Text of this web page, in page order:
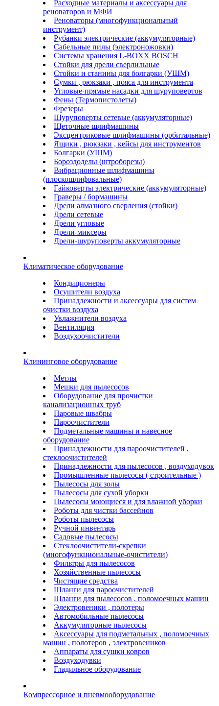
Расходные материалы и аксессуары для
реноваторов и МФИ
Реноваторы (многофункциональный
инструмент)
Рубанки электрические (аккумуляторные)
Сабельные пилы (электроножовки)
Системы хранения L-BOXX BOSCH
Стойки для дрели сверлильные
Стойки и станины для болгарки (УШМ)
Сумки , рюкзаки , пояса для инструмента
Угловые-прямые насадки для шуруповертов
Фены (Термопистолеты)
Фрезеры
Шуруповерты сетевые (аккумуляторные)
Щеточные шлифмашины
Эксцентриковые шлифмашины (орбитальные)
Ящики , рюкзаки , кейсы для инструментов
Болгарки (УШМ)
Бороздоделы (штроборезы)
Вибрационные шлифмашины
(плоскошлифовальные)
Гайковерты электрические (аккумуляторные)
Граверы / бормашины
Дрели алмазного сверления (стойки)
Дрели сетевые
Дрели угловые
Дрели-миксеры
Дрели-шуруповерты аккумуляторные
Климатическое оборудование
Кондиционеры
Осушители воздуха
Принадлежности и аксессуары для систем
очистки воздуха
Увлажнители воздуха
Вентиляция
Воздухоочистители
Клининговое оборудование
Метлы
Мешки для пылесосов
Оборудование для прочистки
канализационных труб
Паровые швабры
Пароочистители
Подметальные машины и навесное
оборудование
Принадлежности для пароочистителей ,
стеклоочистителей
Принадлежности для пылесосов , воздуходувок
Промышленные пылесосы ( строительные )
Пылесосы для золы
Пылесосы для сухой уборки
Пылесосы моющиеся и для влажной уборки
Роботы для чистки бассейнов
Роботы пылесосы
Ручной инвентарь
Садовые пылесосы
Стеклоочистители-скрепки
(многофункциональные-очистители)
Фильтры для пылесосов
Хозяйственные пылесосы
Чистящие средства
Шланги для пароочистителей
Шланги для пылесосов , поломоечных машин
Электровеники , полотеры
Автомобильные пылесосы
Аккумуляторные пылесосы
Аксессуары для подметальных , поломоечных
машин , полотеров , электровеников
Аппараты для сушки ковров
Воздуходувки
Гладильное оборудование
Компрессорное и пневмооборудование